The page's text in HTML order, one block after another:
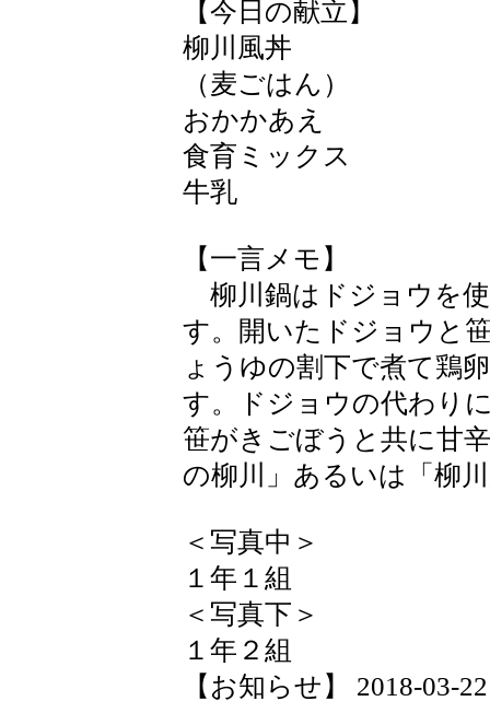
【今日の献立】
柳川風丼
（麦ごはん）
おかかあえ
食育ミックス
牛乳
【一言メモ】
柳川鍋はドジョウを
す。開いたドジョウと
ょうゆの割下で煮て鶏
す。ドジョウの代わり
笹がきごぼうと共に甘
の柳川」あるいは「柳
＜写真中＞
１年１組
＜写真下＞
１年２組
【お知らせ】 2018-03-